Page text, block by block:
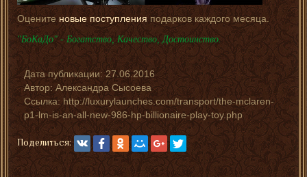
Оценитеновые поступленияподарков каждого месяца.
"БоКаДо" - Богатство, Качество, Достоинство.
Дата публикации:27.06.2016
Автор: Александра Сысоева
Ссылка: http://luxurylaunches.com/transport/the-mclaren-
p1-lm-is-an-all-new-986-hp-billionaire-play-toy.php
Поделиться: